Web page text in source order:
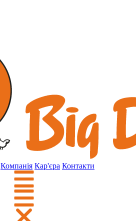
Компанія Кар'єра Контакти